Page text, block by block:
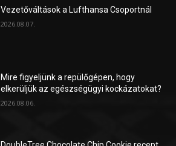
Vezetőváltások a Lufthansa Csoportnál
2026.08.07.
Mire figyeljünk a repülőgépen, hogy
elkerüljük az egészségügyi kockázatokat?
2026.08.06.